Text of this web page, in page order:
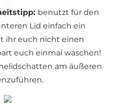
benutzt für den
Lid einfach ein
ihr euch nicht einen
euch einmal waschen!
am äußeren